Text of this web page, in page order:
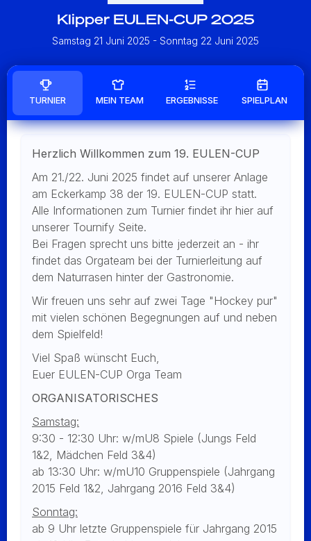
Klipper EULEN-CUP 2025
Samstag 21 Juni 2025 - Sonntag 22 Juni 2025
TURNIER MEIN TEAM ERGEBNISSE SPIELPLAN
Herzlich Willkommen zum 19. EULEN-CUP
Am 21./22. Juni 2025 findet auf unserer Anlage
am Eckerkamp 38 der 19. EULEN-CUP statt.
Alle Informationen zum Turnier findet ihr hier auf
unserer Tournify Seite.
Bei Fragen sprecht uns bitte jederzeit an - ihr
findet das Orgateam bei der Turnierleitung auf
dem Naturrasen hinter der Gastronomie.
Wir freuen uns sehr auf zwei Tage "Hockey pur"
mit vielen schönen Begegnungen auf und neben
dem Spielfeld!
Viel Spaß wünscht Euch,
Euer EULEN-CUP Orga Team
ORGANISATORISCHES
Samstag:
9:30 - 12:30 Uhr: w/mU8 Spiele (Jungs Feld
1&2, Mädchen Feld 3&4)
ab 13:30 Uhr: w/mU10 Gruppenspiele (Jahrgang
2015 Feld 1&2, Jahrgang 2016 Feld 3&4)
Sonntag:
ab 9 Uhr letzte Gruppenspiele für Jahrgang 2015